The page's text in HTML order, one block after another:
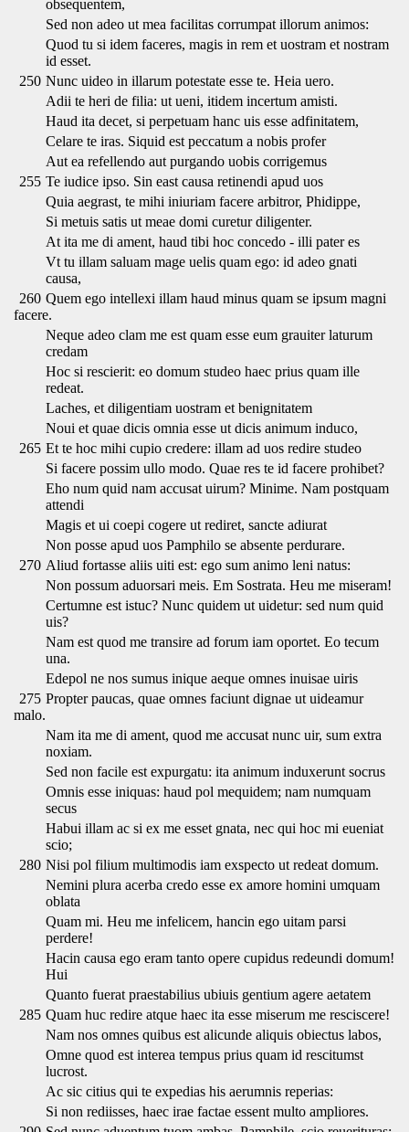
obsequentem,
Sed non adeo ut mea facilitas corrumpat illorum animos:
Quod tu si idem faceres, magis in rem et uostram et nostram
id esset.
250 Nunc uideo in illarum potestate esse te. Heia uero.
Adii te heri de filia: ut ueni, itidem incertum amisti.
Haud ita decet, si perpetuam hanc uis esse adfinitatem,
Celare te iras. Siquid est peccatum a nobis profer
Aut ea refellendo aut purgando uobis corrigemus
255 Te iudice ipso. Sin east causa retinendi apud uos
Quia aegrast, te mihi iniuriam facere arbitror, Phidippe,
Si metuis satis ut meae domi curetur diligenter.
At ita me di ament, haud tibi hoc concedo - illi pater es
Vt tu illam saluam mage uelis quam ego: id adeo gnati
causa,
260 Quem ego intellexi illam haud minus quam se ipsum magni
facere.
Neque adeo clam me est quam esse eum grauiter laturum
credam
Hoc si rescierit: eo domum studeo haec prius quam ille
redeat.
Laches, et diligentiam uostram et benignitatem
Noui et quae dicis omnia esse ut dicis animum induco,
265 Et te hoc mihi cupio credere: illam ad uos redire studeo
Si facere possim ullo modo. Quae res te id facere prohibet?
Eho num quid nam accusat uirum? Minime. Nam postquam
attendi
Magis et ui coepi cogere ut rediret, sancte adiurat
Non posse apud uos Pamphilo se absente perdurare.
270 Aliud fortasse aliis uiti est: ego sum animo leni natus:
Non possum aduorsari meis. Em Sostrata. Heu me miseram!
Certumne est istuc? Nunc quidem ut uidetur: sed num quid
uis?
Nam est quod me transire ad forum iam oportet. Eo tecum
una.
Edepol ne nos sumus inique aeque omnes inuisae uiris
275 Propter paucas, quae omnes faciunt dignae ut uideamur
malo.
Nam ita me di ament, quod me accusat nunc uir, sum extra
noxiam.
Sed non facile est expurgatu: ita animum induxerunt socrus
Omnis esse iniquas: haud pol mequidem; nam numquam
secus
Habui illam ac si ex me esset gnata, nec qui hoc mi eueniat
scio;
280 Nisi pol filium multimodis iam exspecto ut redeat domum.
Nemini plura acerba credo esse ex amore homini umquam
oblata
Quam mi. Heu me infelicem, hancin ego uitam parsi
perdere!
Hacin causa ego eram tanto opere cupidus redeundi domum!
Hui
Quanto fuerat praestabilius ubiuis gentium agere aetatem
285 Quam huc redire atque haec ita esse miserum me resciscere!
Nam nos omnes quibus est alicunde aliquis obiectus labos,
Omne quod est interea tempus prius quam id rescitumst
lucrost.
Ac sic citius qui te expedias his aerumnis reperias:
Si non rediisses, haec irae factae essent multo ampliores.